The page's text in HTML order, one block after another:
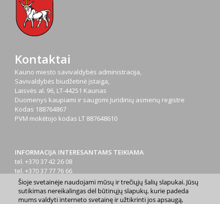
Kontaktai
Kauno miesto savivaldybės administracija,
Savivaldybės biudžetinė įstaiga,
Laisvės al. 96, LT-44251 Kaunas
Duomenys kaupiami ir saugomi Juridinių asmenų registre
Kodas 188764867
PVM mokėtojo kodas LT 887648610
INFORMACIJA INTERESANTAMS TEIKIAMA
tel. +370 37 42 26 08
tel. +370 37 77 76 66
tel. +370 660 07000
el. p.info@kaunas.lt
Šioje svetainėje naudojami mūsų ir trečiųjų šalių slapukai. Jūsų
sutikimas nereikalingas dėl būtinųjų slapukų, kurie padeda
mums valdyti interneto svetainę ir užtikrinti jos apsaugą,